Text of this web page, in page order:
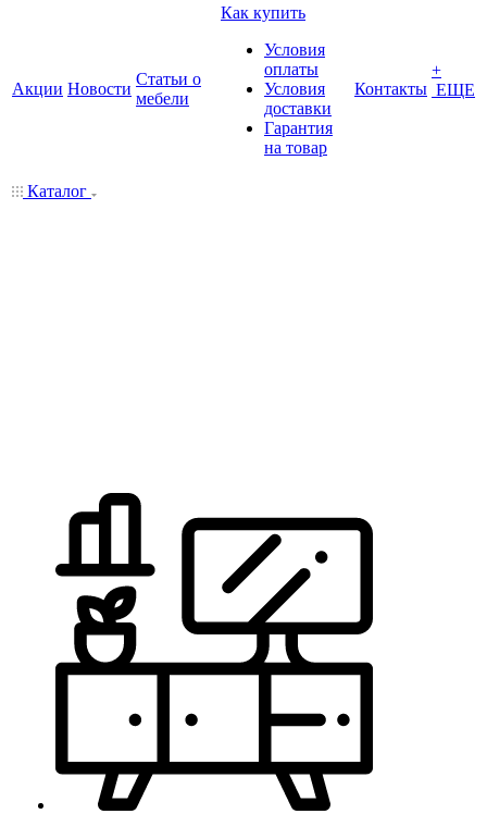
Акции Новости
Статьи о
мебели
Как купить
Условия
оплаты
Условия
доставки
Гарантия
на товар
Контакты
+
ЕЩЕ
Каталог